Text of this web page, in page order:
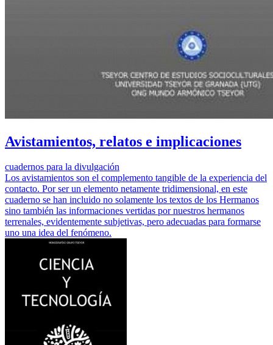
Avistamientos, relatos e implicaciones
cuadernos para la divulgación
Los avistamientos son el complemento tangible de la experiencia del
contacto. Por ser un elemento netamente tridimensional, en este
cuaderno se han incluido no solamente los textos de los Hermanos
sino también las informaciones vertidas por nuestros hermanos
terrenales, evidentemente subjetivas, pero adecuadas para formarse
uno una idea del fenómeno.